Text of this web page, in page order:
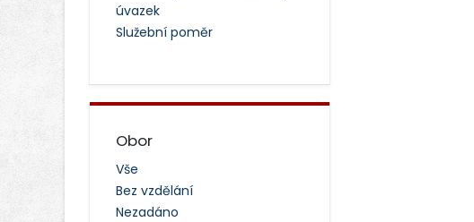
úvazek
Služební poměr
Obor
Vše
Bez vzdělání
Nezadáno